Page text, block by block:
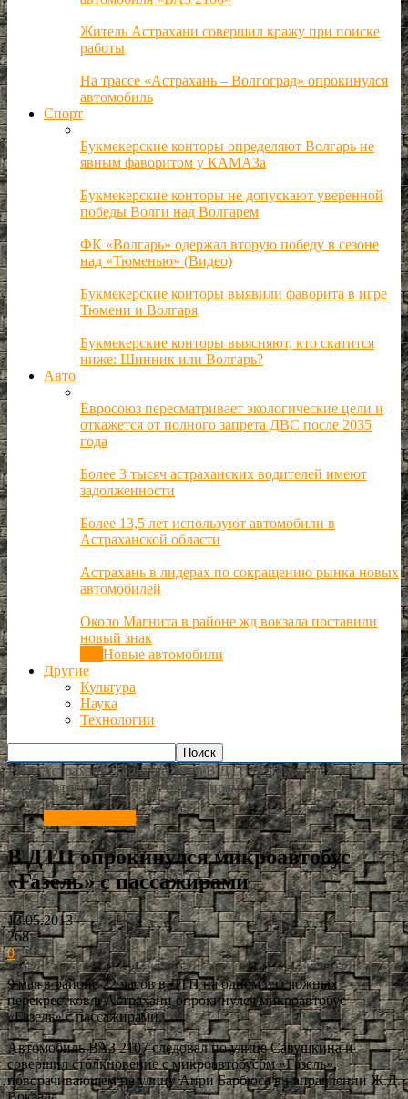
Житель Астрахани совершил кражу при поиске
работы
На трассе «Астрахань – Волгоград» опрокинулся
автомобиль
Спорт
Букмекерские конторы определяют Волгарь не
явным фаворитом у КАМАЗа
Букмекерские конторы не допускают уверенной
победы Волги над Волгарем
ФК «Волгарь» одержал вторую победу в сезоне
над «Тюменью» (Видео)
Букмекерские конторы выявили фаворита в игре
Тюмени и Волгаря
Букмекерские конторы выясняют, кто скатится
ниже: Шинник или Волгарь?
Авто
Евросоюз пересматривает экологические цели и
откажется от полного запрета ДВС после 2035
года
Более 3 тысяч астраханских водителей имеют
задолженности
Более 13,5 лет используют автомобили в
Астраханской области
Астрахань в лидерах по сокращению рынка новых
автомобилей
Около Магнита в районе жд вокзала поставили
новый знак
Новые автомобили
Другие
Культура
Наука
Технологии
РИА Астрахань Происшествия В ДТП опрокинулся
микроавтобус «Газель» с пассажирами
В ДТП опрокинулся микроавтобус
«Газель» с пассажирами
13.05.2013
268
0
9 мая в районе 22 часов в ДТП на одном из сложных
перекрестков в Астрахани опрокинулся микроавтобус
«Газель» с пассажирами.
Автомобиль ВАЗ 2107 следовал по улице Савушкина и
совершил столкновение с микроавтобусом «Газель»,
поворачивающем на улицу Анри Барбюса в направлении Ж.Д.